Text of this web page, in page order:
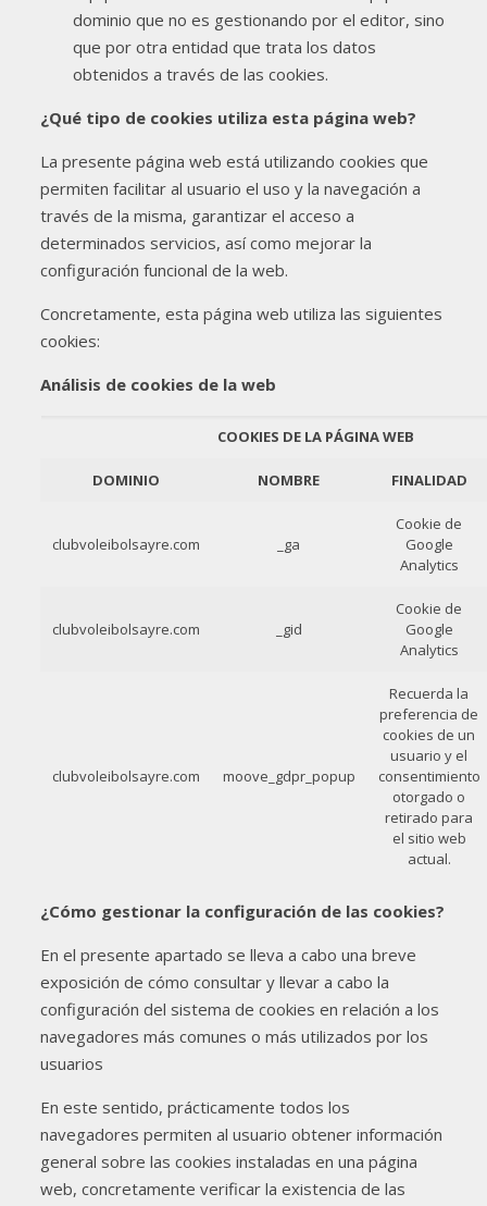
dominio que no es gestionando por el editor, sino
que por otra entidad que trata los datos
obtenidos a través de las cookies.
¿Qué tipo de cookies utiliza esta página web?
La presente página web está utilizando cookies que
permiten facilitar al usuario el uso y la navegación a
través de la misma, garantizar el acceso a
determinados servicios, así como mejorar la
configuración funcional de la web.
Concretamente, esta página web utiliza las siguientes
cookies:
Análisis de cookies de la web
COOKIES DE LA PÁGINA WEB
DOMINIO NOMBRE FINALIDAD
clubvoleibolsayre.com _ga
Cookie de
Google
Analytics
clubvoleibolsayre.com _gid
Cookie de
Google
Analytics
clubvoleibolsayre.com moove_gdpr_popup
Recuerda la
preferencia de
cookies de un
usuario y el
consentimiento
otorgado o
retirado para
el sitio web
actual.
¿Cómo gestionar la configuración de las cookies?
En el presente apartado se lleva a cabo una breve
exposición de cómo consultar y llevar a cabo la
configuración del sistema de cookies en relación a los
navegadores más comunes o más utilizados por los
usuarios
En este sentido, prácticamente todos los
navegadores permiten al usuario obtener información
general sobre las cookies instaladas en una página
web, concretamente verificar la existencia de las